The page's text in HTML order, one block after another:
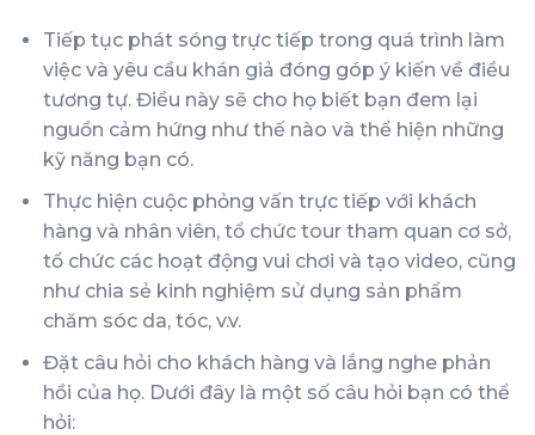
Tiếp tục phát sóng trực tiếp trong quá trình làm
việc và yêu cầu khán giả đóng góp ý kiến về điều
tương tự. Điều này sẽ cho họ biết bạn đem lại
nguồn cảm hứng như thế nào và thể hiện những
kỹ năng bạn có.
Thực hiện cuộc phỏng vấn trực tiếp với khách
hàng và nhân viên, tổ chức tour tham quan cơ sở,
tổ chức các hoạt động vui chơi và tạo video, cũng
như chia sẻ kinh nghiệm sử dụng sản phẩm
chăm sóc da, tóc, v.v.
Đặt câu hỏi cho khách hàng và lắng nghe phản
hồi của họ. Dưới đây là một số câu hỏi bạn có thể
hỏi: